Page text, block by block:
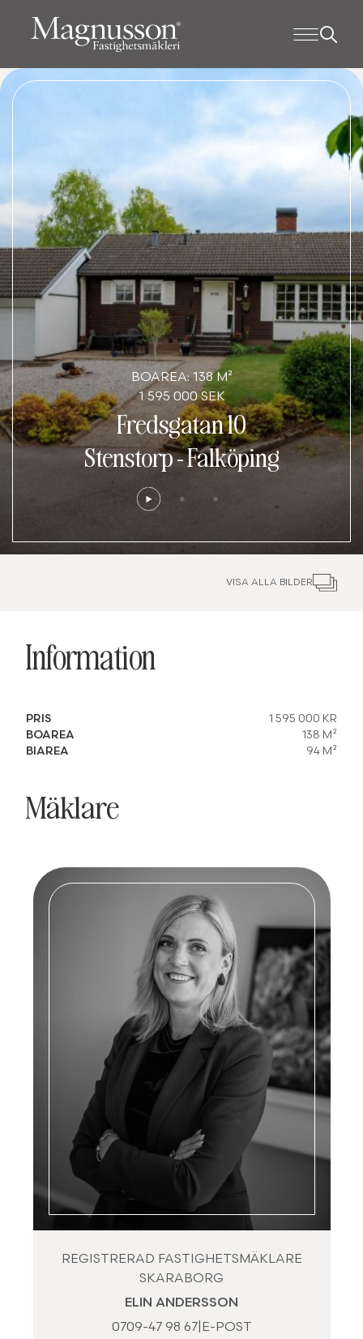
BOAREA: 138 M²
1 595 000 SEK
Fredsgatan 10
Stenstorp-Falköping
VISA ALLA BILDER
Information
PRIS
1 595 000 KR
BOAREA
138 M²
BIAREA
94 M²
Mäklare
REGISTRERAD FASTIGHETSMÄKLARE
SKARABORG
ELIN ANDERSSON
0709-47 98 67| E-POST